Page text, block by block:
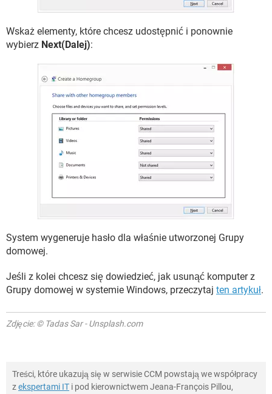
Wskaż elementy, które chcesz udostępnić i ponownie
wybierz Next(Dalej):
System wygeneruje hasło dla właśnie utworzonej Grupy
domowej.
Jeśli z kolei chcesz się dowiedzieć, jak usunąć komputer z
Grupy domowej w systemie Windows, przeczytaj ten artykuł.
Zdjęcie: © Tadas Sar - Unsplash.com
Treści, które ukazują się w serwisie CCM powstają we współpracy
zekspertami IT i pod kierownictwem Jeana-François Pillou,